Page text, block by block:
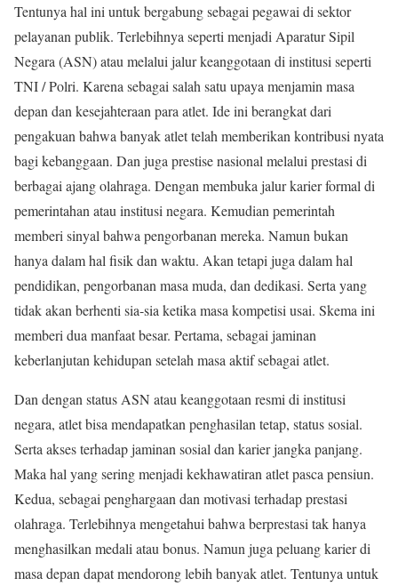
Tentunya hal ini untuk bergabung sebagai pegawai di sektor
pelayanan publik. Terlebihnya seperti menjadi Aparatur Sipil
Negara (ASN) atau melalui jalur keanggotaan di institusi seperti
TNI / Polri. Karena sebagai salah satu upaya menjamin masa
depan dan kesejahteraan para atlet. Ide ini berangkat dari
pengakuan bahwa banyak atlet telah memberikan kontribusi nyata
bagi kebanggaan. Dan juga prestise nasional melalui prestasi di
berbagai ajang olahraga. Dengan membuka jalur karier formal di
pemerintahan atau institusi negara. Kemudian pemerintah
memberi sinyal bahwa pengorbanan mereka. Namun bukan
hanya dalam hal fisik dan waktu. Akan tetapi juga dalam hal
pendidikan, pengorbanan masa muda, dan dedikasi. Serta yang
tidak akan berhenti sia-sia ketika masa kompetisi usai. Skema ini
memberi dua manfaat besar. Pertama, sebagai jaminan
keberlanjutan kehidupan setelah masa aktif sebagai atlet.
Dan dengan status ASN atau keanggotaan resmi di institusi
negara, atlet bisa mendapatkan penghasilan tetap, status sosial.
Serta akses terhadap jaminan sosial dan karier jangka panjang.
Maka hal yang sering menjadi kekhawatiran atlet pasca pensiun.
Kedua, sebagai penghargaan dan motivasi terhadap prestasi
olahraga. Terlebihnya mengetahui bahwa berprestasi tak hanya
menghasilkan medali atau bonus. Namun juga peluang karier di
masa depan dapat mendorong lebih banyak atlet. Tentunya untuk